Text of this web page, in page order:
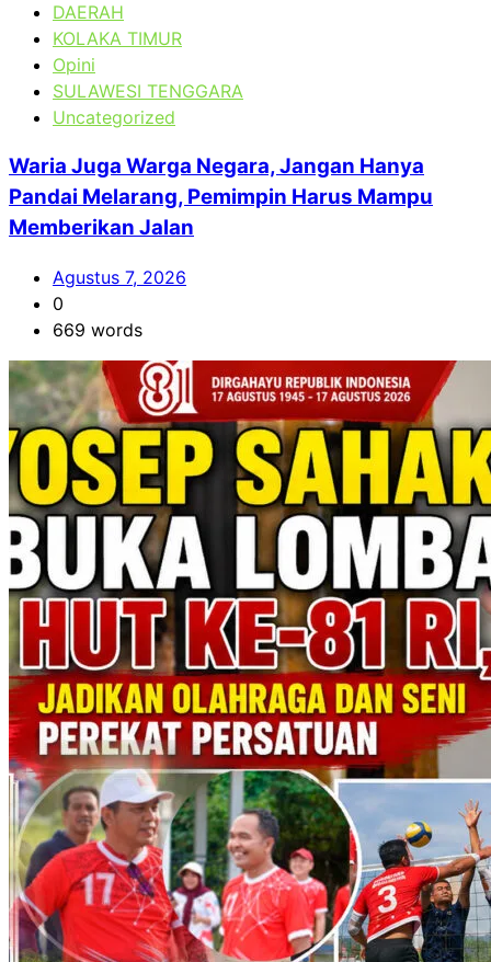
DAERAH
KOLAKA TIMUR
Opini
SULAWESI TENGGARA
Uncategorized
Waria Juga Warga Negara, Jangan Hanya
Pandai Melarang, Pemimpin Harus Mampu
Memberikan Jalan
Agustus 7, 2026
0
669 words